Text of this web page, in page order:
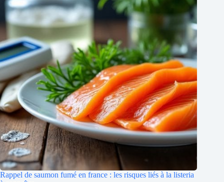
Rappel de saumon fumé en france : les risques liés à la listeria